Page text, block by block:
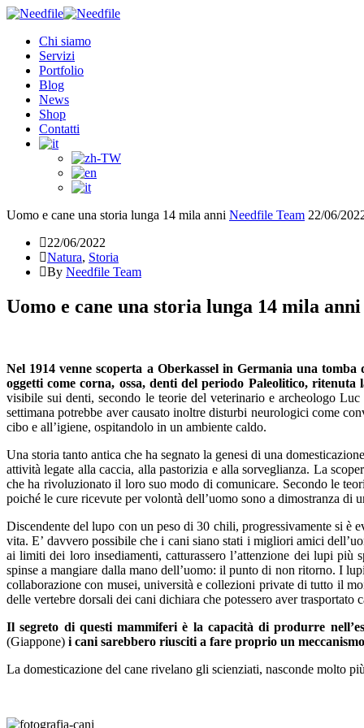
Chi siamo
Servizi
Portfolio
Blog
News
Shop
Contatti
Uomo e cane una storia lunga 14 mila anni Needfile Team 22/06/
22/06/2022
Natura, Storia
By Needfile Team
Uomo e cane una storia lunga 14 mila anni
Nel 1914 venne scoperta a Oberkassel in Germania una
oggetti come corna, ossa, denti del periodo Paleolitico,
visibile sui denti, secondo le teorie del veterinario e archeologo
settimana potrebbe aver causato inoltre disturbi neurologici come
cibo e all’igiene, ospitandolo in un ambiente caldo.
Una storia tanto antica che ha segnato la genesi di una
attività legate alla caccia, alla pastorizia e alla sorveglianza. La
che ha rivoluzionato il loro suo modo di comunicare. Secondo le
poiché le cure ricevute per volontà dell’uomo sono a dimostranza di
Discendente del lupo con un peso di 30 chili, progressivamente si è
vita. E’ davvero possibile che i cani siano stati i migliori amici
ai limiti dei loro insediamenti, catturassero l’attenzione dei lupi
spinse a mangiare dalla mano dell’uomo: il punto di non ritorno. I
collaborazione con musei, università e collezioni private di tutto il
delle vertebre dorsali dei cani dichiara che potessero aver
Il segreto di questi mammiferi è la capacità di produrre
(Giappone) i cani sarebbero riusciti a fare proprio un
La domesticazione del cane rivelano gli scienziati, nasconde molto